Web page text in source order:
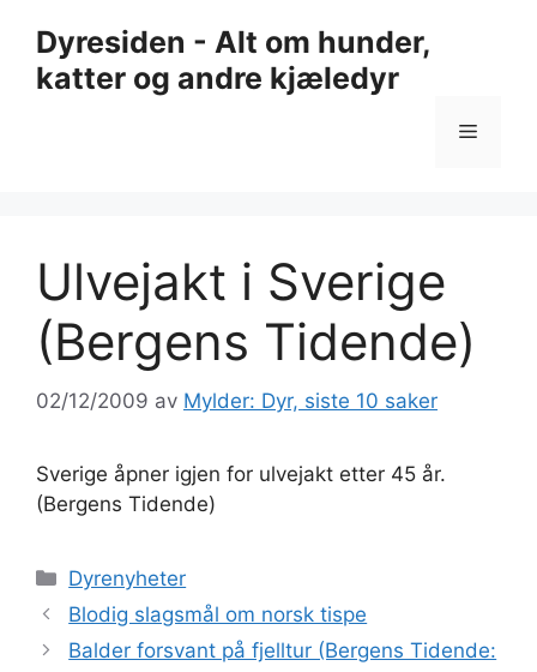
innhold
Dyresiden - Alt om hunder,
katter og andre kjæledyr
Meny
Ulvejakt i Sverige
(Bergens Tidende)
02/12/2009 av Mylder: Dyr, siste 10 saker
Sverige åpner igjen for ulvejakt etter 45 år.
(Bergens Tidende)
Kategorier
Dyrenyheter
Blodig slagsmål om norsk tispe
Balder forsvant på fjelltur (Bergens Tidende: